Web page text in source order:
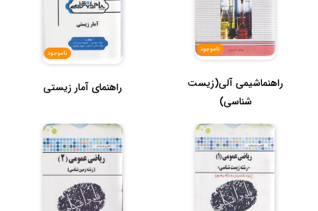
ناموجود
راهنماشیمی آلی(زیست
شناسی)
ناموجود
راهنمای آمار زیستی